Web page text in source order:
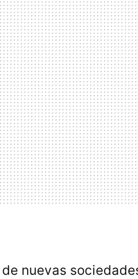
nuevas